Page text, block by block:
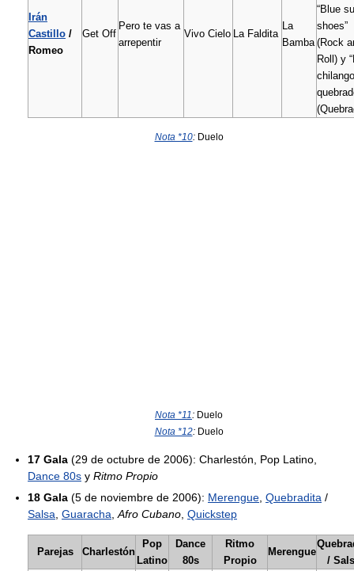
Irán
Castillo /
Romeo
Get Off
Pero te vas a
arrepentir
Vivo Cielo La Faldita
La
Bamba
“Blue
shoes”
(Rock
Roll) y
chilango
Nota *10:Duelo
Nota *11 : Duelo
Nota *12:Duelo
17 Gala (29 de octubre de 2006): Charlestón, Pop Latino,
Dance 80s y Ritmo Propio
18 Gala (5 de noviembre de 2006): Merengue, Quebradita /
Salsa, Guaracha,Afro Cubano, Quickstep
Parejas Charlestón
Pop
Latino
Dance
80s
Ritmo
Propio
Merengue
/